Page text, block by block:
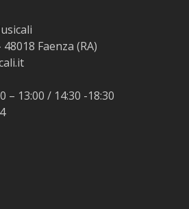
Faenza (RA)
– 13:00 / 14:30 -18:30